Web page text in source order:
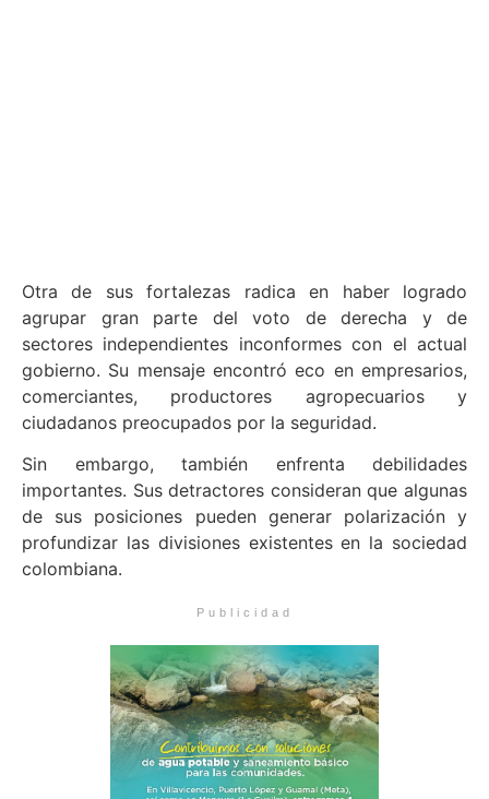
Otra de sus fortalezas radica en haber logrado
agrupar gran parte del voto de derecha y de
sectores independientes inconformes con el actual
gobierno. Su mensaje encontró eco en empresarios,
comerciantes, productores agropecuarios y
ciudadanos preocupados por la seguridad.
Sin embargo, también enfrenta debilidades
importantes. Sus detractores consideran que algunas
de sus posiciones pueden generar polarización y
profundizar las divisiones existentes en la sociedad
colombiana.
Publicidad